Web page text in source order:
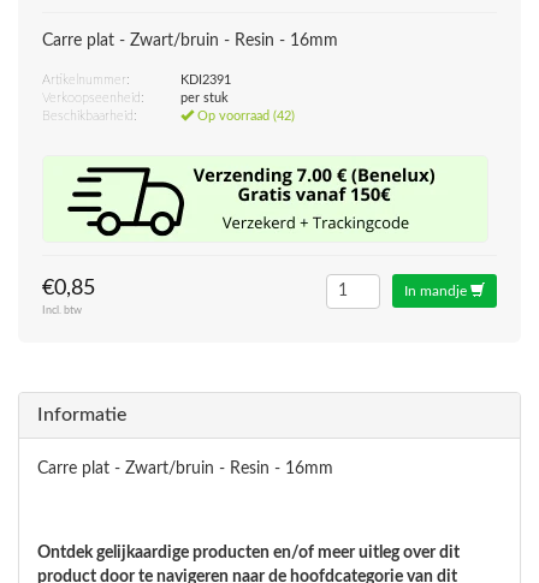
Carre plat - Zwart/bruin - Resin - 16mm
Artikelnummer:
KDI2391
Verkoopseenheid:
per stuk
Beschikbaarheid:
Op voorraad (42)
€0,85
Incl. btw
In mandje
Informatie
Carre plat - Zwart/bruin - Resin - 16mm
Ontdek gelijkaardige producten en/of meer uitleg over dit
product door te navigeren naar de hoofdcategorie van dit